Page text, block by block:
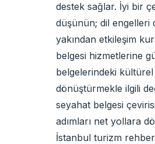
destek sağlar. İyi bir
düşünün; dil engelleri
yakından etkileşim
belgesi hizmetlerine
belgelerindeki
dönüştürmekle ilgili
seyahat belgesi
adımları net yollara
İstanbul turizm